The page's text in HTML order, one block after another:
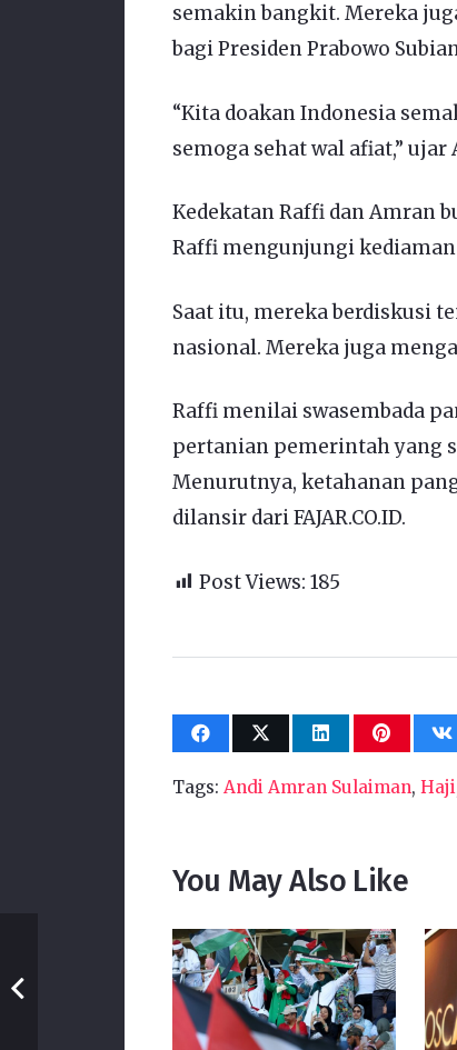
semakin bangkit. Mereka
bagi Presiden Prabowo
“Kita doakan Indonesia
semoga sehat wal afiat,” ujar
Kedekatan Raffi dan Amran
Raffi mengunjungi kediaman
Saat itu, mereka berdiskusi
nasional. Mereka juga
Raffi menilai swasembada
pertanian pemerintah yang
Menurutnya, ketahanan
dilansir dari FAJAR.CO.ID.
Post Views: 185
Tags: Andi Amran Sulaiman, Haji
You May Also Like